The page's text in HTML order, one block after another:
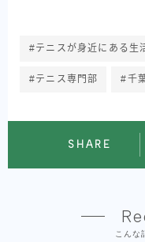
#テニスが身近にある生
#テニス専門部 #千
SHARE
こんな